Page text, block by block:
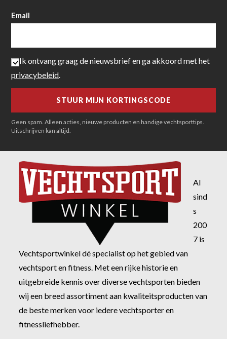
Email
Ik ontvang graag de nieuwsbrief en ga akkoord met het
privacybeleid.
Geen spam. Alleen acties, nieuwe producten en handige vechtsporttips.
Uitschrijven kan altijd.
Al
sind
s
200
7 is
Vechtsportwinkel dé specialist op het gebied van
vechtsport en fitness. Met een rijke historie en
uitgebreide kennis over diverse vechtsporten bieden
wij een breed assortiment aan kwaliteitsproducten van
de beste merken voor iedere vechtsporter en
fitnessliefhebber.